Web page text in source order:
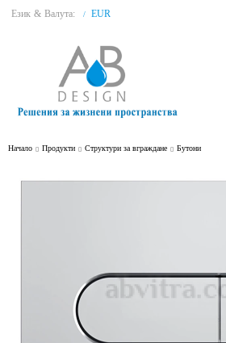
Език & Валута: / EUR
Начало Продукти Структури за вграждане Бутони